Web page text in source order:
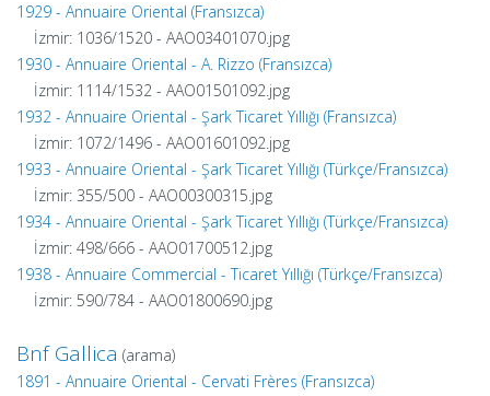
1929 - Annuaire Oriental (Fransızca)
İzmir: 1036/1520 - AAO03401070.jpg
1930 - Annuaire Oriental - A. Rizzo (Fransızca)
İzmir: 1114/1532 - AAO01501092.jpg
1932 - Annuaire Oriental - Şark Ticaret Yıllığı (Fransızca)
İzmir: 1072/1496 - AAO01601092.jpg
1933 - Annuaire Oriental - Şark Ticaret Yıllığı (Türkçe/Fransızca)
İzmir: 355/500 - AAO00300315.jpg
1934 - Annuaire Oriental - Şark Ticaret Yıllığı (Türkçe/Fransızca)
İzmir: 498/666 - AAO01700512.jpg
1938 - Annuaire Commercial - Ticaret Yıllığı (Türkçe/Fransızca)
İzmir: 590/784 - AAO01800690.jpg
Bnf Gallica (arama)
1891 - Annuaire Oriental - Cervati Frères (Fransızca)